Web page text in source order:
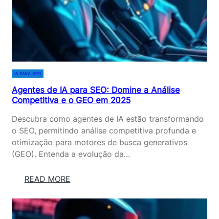
D
E
F
I
N
2
0
5
IA PARA SEO
Agentes de IA para SEO: Domine a Análise
Competitiva e o GEO em 2025
Descubra como agentes de IA estão transformando
o SEO, permitindo análise competitiva profunda e
otimização para motores de busca generativos
(GEO). Entenda a evolução da…
READ MORE
G